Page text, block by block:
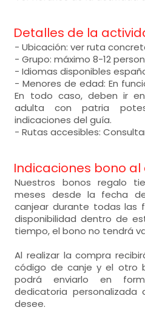
Detalles de la
- Ubicación: ver ruta
- Grupo: máximo 8-12
- Idiomas disponibles
- Menores de edad: En
En todo caso, deben ir
adulta con patria
indicaciones del guía.
- Rutas accesibles:
Indicaciones bono
Nuestros bonos regalo
meses desde la fecha
canjear durante todas las
disponibilidad dentro de
tiempo, el bono no tendrá
Al realizar la compra
código de canje y el otro
podrá enviarlo en
dedicatoria
desee.